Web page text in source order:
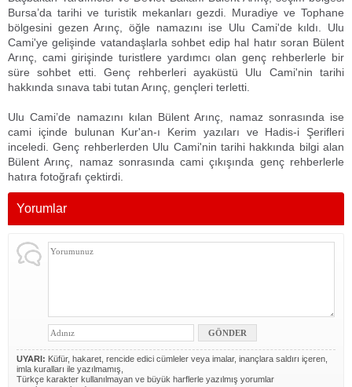
Bursa’da tarihi ve turistik mekanları gezdi. Muradiye ve Tophane
bölgesini gezen Arınç, öğle namazını ise Ulu Cami'de kıldı. Ulu
Cami'ye gelişinde vatandaşlarla sohbet edip hal hatır soran Bülent
Arınç, cami girişinde turistlere yardımcı olan genç rehberlerle bir
süre sohbet etti. Genç rehberleri ayaküstü Ulu Cami'nin tarihi
hakkında sınava tabi tutan Arınç, gençleri terletti.
Ulu Cami’de namazını kılan Bülent Arınç, namaz sonrasında ise
cami içinde bulunan Kur'an-ı Kerim yazıları ve Hadis-i Şerifleri
inceledi. Genç rehberlerden Ulu Cami'nin tarihi hakkında bilgi alan
Bülent Arınç, namaz sonrasında cami çıkışında genç rehberlerle
hatıra fotoğrafı çektirdi.
Yorumlar
UYARI: Küfür, hakaret, rencide edici cümleler veya imalar, inançlara saldırı içeren,
imla kuralları ile yazılmamış,
Türkçe karakter kullanılmayan ve büyük harflerle yazılmış yorumlar